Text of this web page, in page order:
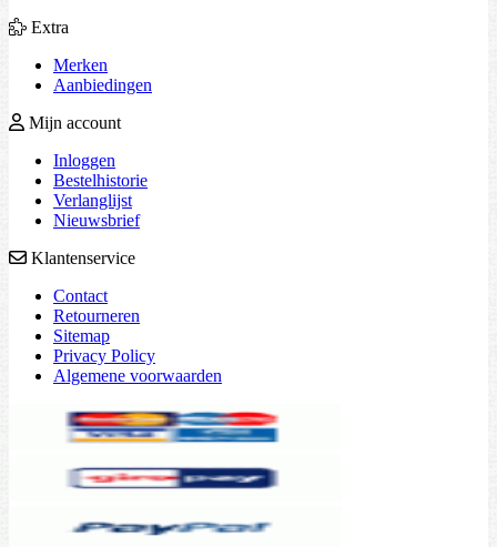
Extra
Merken
Aanbiedingen
Mijn account
Inloggen
Bestelhistorie
Verlanglijst
Nieuwsbrief
Klantenservice
Contact
Retourneren
Sitemap
Privacy Policy
Algemene voorwaarden